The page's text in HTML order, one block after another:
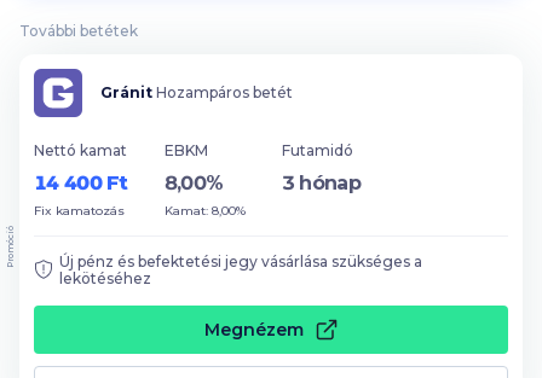
További betétek
Gránit Hozampáros betét
Nettó kamat
14 400 Ft
Fix kamatozás
EBKM
8,00%
Kamat: 8,00%
Futamidó
3 hónap
Új pénz és befektetési jegy vásárlása szükséges a
lekötéséhez
Megnézem
Promóció